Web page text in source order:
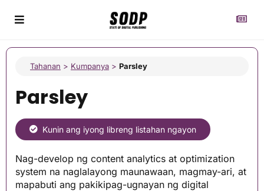
Tahanan > Kumpanya > Parsley
Parsley
Kunin ang iyong libreng listahan ngayon
Nag-develop ng content analytics at optimization
system na naglalayong maunawaan, magmay-ari, at
mapabuti ang pakikipag-ugnayan ng digital